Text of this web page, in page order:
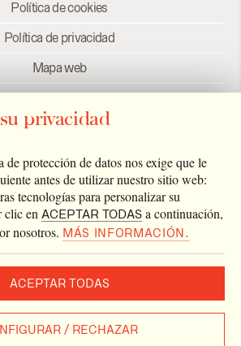
Política de cookies
Política de privacidad
Mapa web
Enlaces
Newsletter
Archivo Catedral de Valencia
los derechos reservados.
privacidad
de protección de datos nos exige que le
antes de utilizar nuestro sitio web:
tecnologías para personalizar su
clic en ACEPTAR TODAS a continuación,
nosotros. MÁS INFORMACIÓN.
ACEPTAR TODAS
/ RECHAZAR